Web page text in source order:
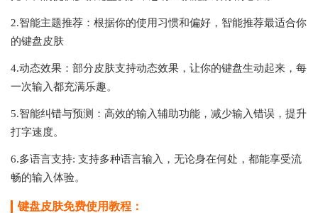
2.智能主题推荐：根据你的使用习惯和偏好，智能推荐最适合你
的键盘皮肤
4.动态效果：部分皮肤支持动态效果，让你的键盘生动起来，每
一次输入都充满乐趣。
5.智能纠错与预测：高效的输入辅助功能，减少输入错误，提升
打字速度。
6.多语言支持: 支持多种语言输入，无论身在何处，都能享受流
畅的输入体验。
键盘皮肤免费使用教程：